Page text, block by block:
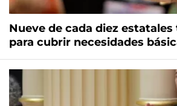
Nueve de cada diez
para cubrir necesidades